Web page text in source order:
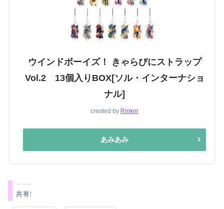
ウインドボーイズ！ きゃらびにストラップ
Vol.2 13個入りBOX[ソル・インターナショ
ナル]
created by Rinker
あみあみ
共有: